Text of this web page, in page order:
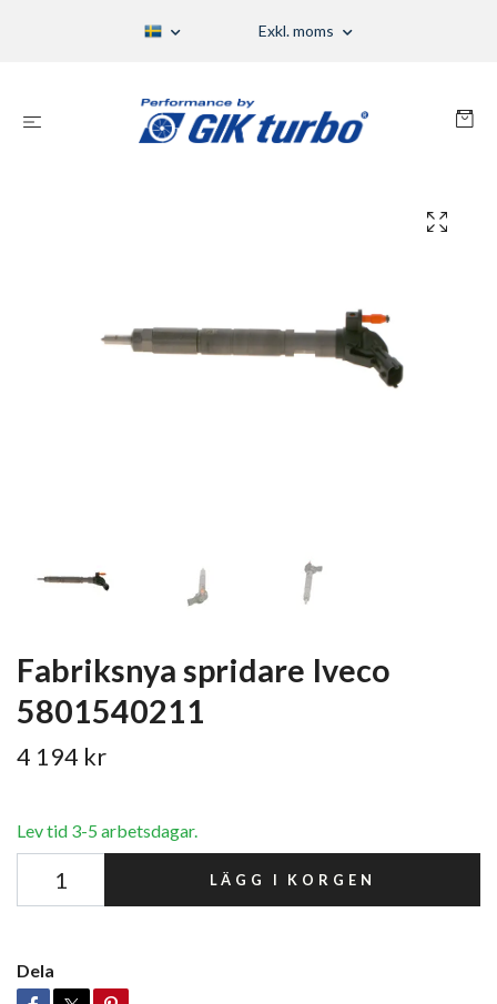
Exkl. moms
Fabriksnya spridare Iveco
5801540211
4 194 kr
Lev tid 3-5 arbetsdagar.
LÄGG I KORGEN
Dela